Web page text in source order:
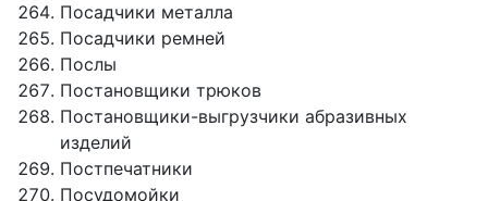
Посадчики металла
Посадчики ремней
Послы
Постановщики трюков
Постановщики-выгрузчики абразивных
изделий
Постпечатники
Посудомойки